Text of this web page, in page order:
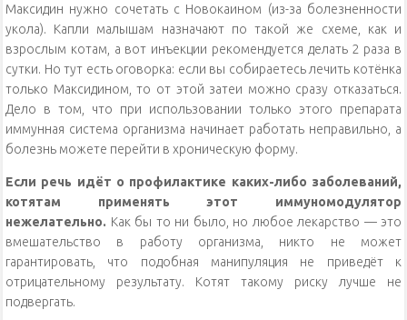
Максидин нужно сочетать с Новокаином (из-за болезненности
укола). Капли малышам назначают по такой же схеме, как и
взрослым котам, а вот инъекции рекомендуется делать 2 раза в
сутки. Но тут есть оговорка: если вы собираетесь лечить котёнка
только Максидином, то от этой затеи можно сразу отказаться.
Дело в том, что при использовании только этого препарата
иммунная система организма начинает работать неправильно, а
болезнь можете перейти в хроническую форму.
Если речь идёт о профилактике каких-либо заболеваний,
котятам применять этот иммуномодулятор
нежелательно. Как бы то ни было, но любое лекарство — это
вмешательство в работу организма, никто не может
гарантировать, что подобная манипуляция не приведёт к
отрицательному результату. Котят такому риску лучше не
подвергать.